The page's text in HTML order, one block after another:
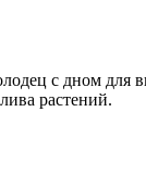
с дном для
растений.